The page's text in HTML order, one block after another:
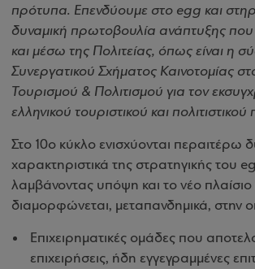
πρότυπα. Επενδύουμε στο egg και
δυναμική πρωτοβουλία ανάπτυξης
και μέσω της Πολιτείας, όπως είναι η
Συνεργατικού Σχήματος Καινοτομίας
Τουρισμού & Πολιτισμού για τον
ελληνικού τουριστικού και πολιτιστικού
Στο 10ο κύκλο ενισχύονται περαιτέρω
χαρακτηριστικά της στρατηγικής του
λαμβάνοντας υπόψη και το νέο
διαμορφώνεται, μεταπανδημικά, στην
Επιχειρηματικές ομάδες που
επιχειρήσεις, ήδη εγγεγραμμένες